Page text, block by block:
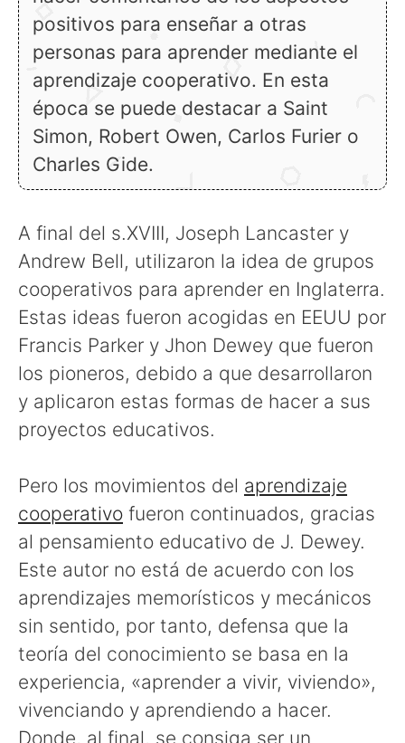
positivos para enseñar a otras
personas para aprender mediante el
aprendizaje cooperativo. En esta
época se puede destacar a Saint
Simon, Robert Owen, Carlos Furier o
Charles Gide.
A final del s.XVIII, Joseph Lancaster y
Andrew Bell, utilizaron la idea de grupos
cooperativos para aprender en Inglaterra.
Estas ideas fueron acogidas en EEUU por
Francis Parker y Jhon Dewey que fueron
los pioneros, debido a que desarrollaron
y aplicaron estas formas de hacer a sus
proyectos educativos.
Pero los movimientos del aprendizaje
cooperativo fueron continuados, gracias
al pensamiento educativo de J. Dewey.
Este autor no está de acuerdo con los
aprendizajes memorísticos y mecánicos
sin sentido, por tanto, defensa que la
teoría del conocimiento se basa en la
experiencia, «aprender a vivir, viviendo»,
vivenciando y aprendiendo a hacer.
Donde, al final, se consiga ser un